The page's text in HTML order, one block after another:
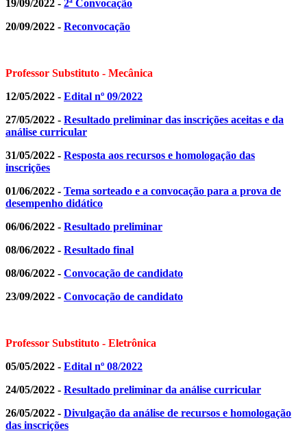
19/09/2022 - 2ª Convocação
20/09/2022 - Reconvocação
Professor Substituto - Mecânica
12/05/2022 - Edital nº 09/2022
27/05/2022 - Resultado preliminar das inscrições aceitas e da
análise curricular
31/05/2022 - Resposta aos recursos e homologação das
inscrições
01/06/2022 - Tema sorteado e a convocação para a prova de
desempenho didático
06/06/2022 - Resultado preliminar
08/06/2022 - Resultado final
08/06/2022 - Convocação de candidato
23/09/2022 - Convocação de candidato
Professor Substituto - Eletrônica
05/05/2022 - Edital nº 08/2022
24/05/2022 - Resultado preliminar da análise curricular
26/05/2022 - Divulgação da análise de recursos e homologação
das inscrições